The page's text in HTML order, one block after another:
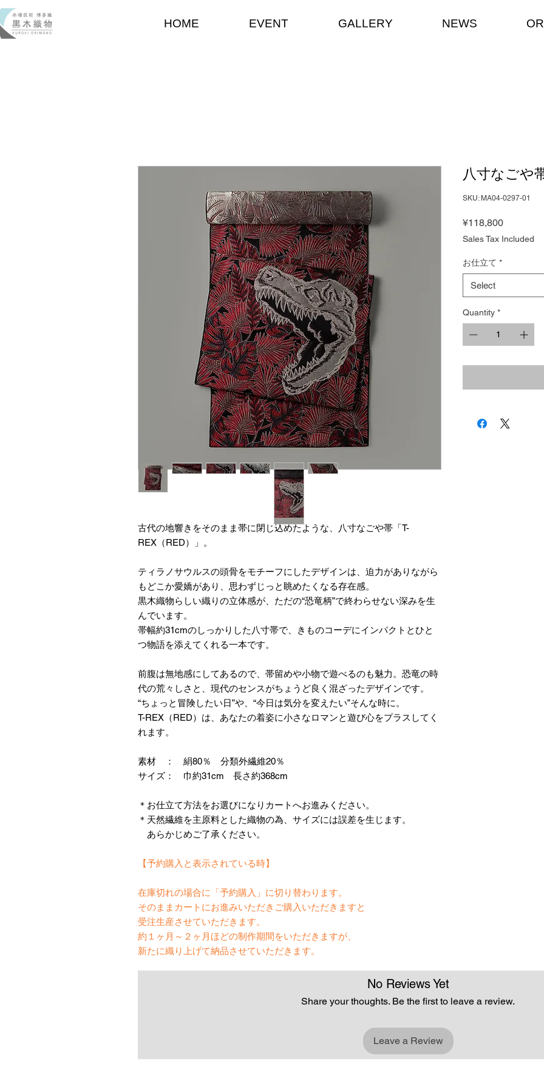
HOME EVENT GALLERY NEWS
古代の地響きをそのまま帯に閉じ込めたような、八寸なごや帯「T-
REX（RED）」。
ティラノサウルスの頭骨をモチーフにしたデザインは、迫力がありながら
もどこか愛嬌があり、思わずじっと眺めたくなる存在感。
黒木織物らしい織りの立体感が、ただの“恐竜柄”で終わらせない深みを生
んでいます。
帯幅約31cmのしっかりした八寸帯で、きものコーデにインパクトとひと
つ物語を添えてくれる一本です。
前腹は無地感にしてあるので、帯留めや小物で遊べるのも魅力。恐竜の時
代の荒々しさと、現代のセンスがちょうど良く混ざったデザインです。
“ちょっと冒険したい日”や、“今日は気分を変えたい”そんな時に。
T-REX（RED）は、あなたの着姿に小さなロマンと遊び心をプラスしてく
れます。
素材 ： 絹80％ 分類外繊維20％
サイズ： 巾約31cm 長さ約368cm
＊お仕立て方法をお選びになりカートへお進みください。
＊天然繊維を主原料とした織物の為、サイズには誤差を生じます。
あらかじめご了承ください。
【予約購入と表示されている時】
在庫切れの場合に「予約購入」に切り替わります。
そのままカートにお進みいただきご購入いただきますと
受注生産させていただきます。
約１ヶ月～２ヶ月ほどの制作期間をいただきますが、
新たに織り上げて納品させていただきます。
八寸なごや
SKU: MA04-0297-01
¥118,800Price
Sales Tax Included
お仕立て *
Select
Quantity *
No Reviews Yet
Share your thoughts. Be the first to leave a review.
Leave a Review